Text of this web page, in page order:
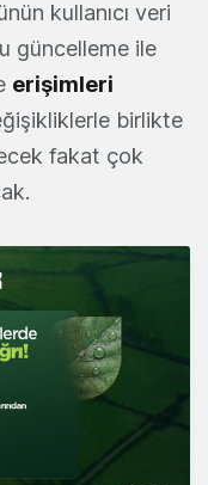
kullanıcı veri
güncelleme ile
erişimleri
birlikte
fakat çok